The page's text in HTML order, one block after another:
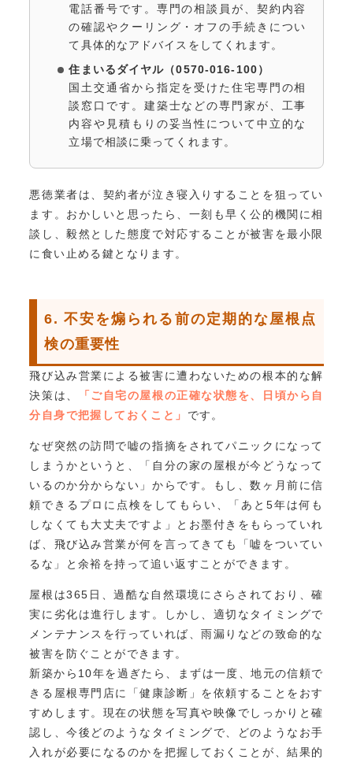
電話番号です。専門の相談員が、契約内容
の確認やクーリング・オフの手続きについ
て具体的なアドバイスをしてくれます。
住まいるダイヤル（0570-016-100）
国土交通省から指定を受けた住宅専門の相
談窓口です。建築士などの専門家が、工事
内容や見積もりの妥当性について中立的な
立場で相談に乗ってくれます。
悪徳業者は、契約者が泣き寝入りすることを狙ってい
ます。おかしいと思ったら、一刻も早く公的機関に相
談し、毅然とした態度で対応することが被害を最小限
に食い止める鍵となります。
6. 不安を煽られる前の定期的な屋根点
検の重要性
飛び込み営業による被害に遭わないための根本的な解
決策は、
「ご自宅の屋根の正確な状態を、日頃から自
分自身で把握しておくこと」 です。
なぜ突然の訪問で嘘の指摘をされてパニックになって
しまうかというと、「自分の家の屋根が今どうなって
いるのか分からない」からです。もし、数ヶ月前に信
頼できるプロに点検をしてもらい、「あと5年は何も
しなくても大丈夫ですよ」とお墨付きをもらっていれ
ば、飛び込み営業が何を言ってきても「嘘をついてい
るな」と余裕を持って追い返すことができます。
屋根は365日、過酷な自然環境にさらされており、確
実に劣化は進行します。しかし、適切なタイミングで
メンテナンスを行っていれば、雨漏りなどの致命的な
被害を防ぐことができます。
新築から10年を過ぎたら、まずは一度、地元の信頼で
きる屋根専門店に「健康診断」を依頼することをおす
すめします。現在の状態を写真や映像でしっかりと確
認し、今後どのようなタイミングで、どのようなお手
入れが必要になるのかを把握しておくことが、結果的